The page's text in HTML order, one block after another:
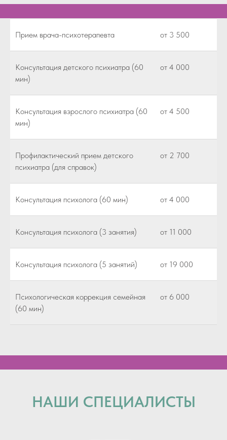
Прием врача-психотерапевта от 3 500
Консультация детского психиатра (60
мин)
от 4 000
Консультация взрослого психиатра (60
мин)
от 4 500
Профилактический прием детского
психиатра (для справок)
от 2 700
Консультация психолога (60 мин) от 4 000
Консультация психолога (3 занятия) от 11 000
Консультация психолога (5 занятий) от 19 000
Психологическая коррекция семейная
(60 мин)
от 6 000
НАШИ СПЕЦИАЛИСТЫ